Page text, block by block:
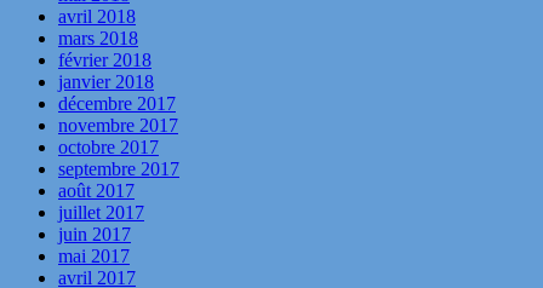
avril 2018
mars 2018
février 2018
janvier 2018
décembre 2017
novembre 2017
octobre 2017
septembre 2017
août 2017
juillet 2017
juin 2017
mai 2017
avril 2017